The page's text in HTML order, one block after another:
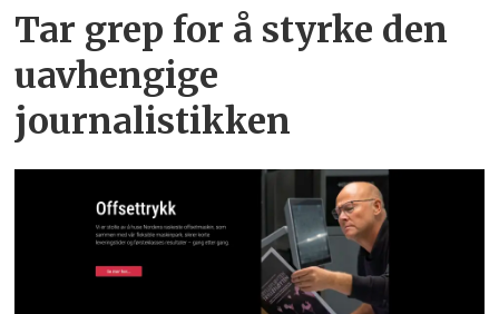
Tar grep for å styrke den
uavhengige
journalistikken